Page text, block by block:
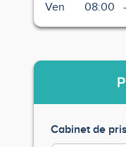
Ven
08:00 -
Cabinet de